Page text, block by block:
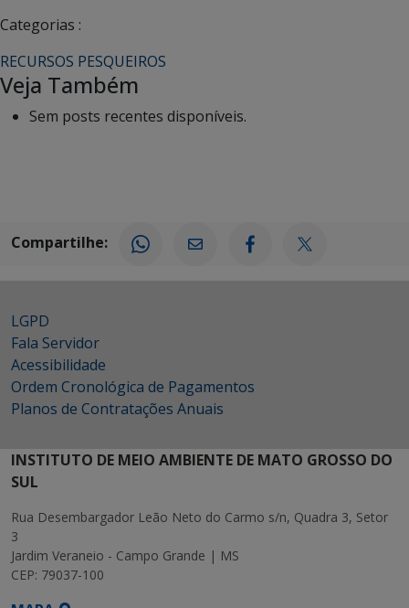
Categorias :
RECURSOS PESQUEIROS
Veja Também
Sem posts recentes disponíveis.
Compartilhe:
LGPD
Fala Servidor
Acessibilidade
Ordem Cronológica de Pagamentos
Planos de Contratações Anuais
INSTITUTO DE MEIO AMBIENTE DE MATO GROSSO DO
SUL
Rua Desembargador Leão Neto do Carmo s/n, Quadra 3, Setor
3
Jardim Veraneio - Campo Grande | MS
CEP: 79037-100